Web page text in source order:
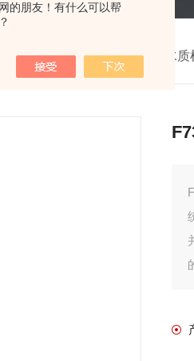
的朋友！有什么可以帮
的位置：首页>产品中心 水